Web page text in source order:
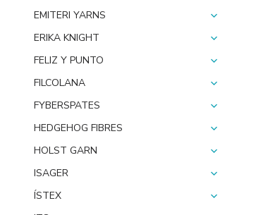
EMITERI YARNS
ERIKA KNIGHT
FELIZ Y PUNTO
FILCOLANA
FYBERSPATES
HEDGEHOG FIBRES
HOLST GARN
ISAGER
ÍSTEX